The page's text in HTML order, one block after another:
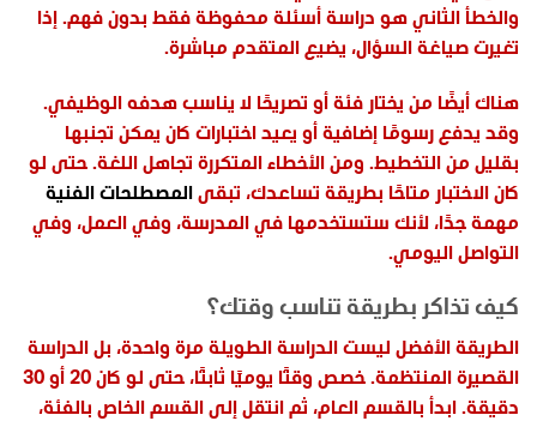
والخطأ الثاني هو دراسة أسئلة محفوظة فقط بدون فهم. إذا
تغيرت صياغة السؤال، يضيع المتقدم مباشرة.
هناك أيضًا من يختار فئة أو تصريحًا لا يناسب هدفه الوظيفي.
وقد يدفع رسومًا إضافية أو يعيد اختبارات كان يمكن تجنبها
بقليل من التخطيط. ومن الأخطاء المتكررة تجاهل اللغة. حتى لو
كان الاختبار متاحًا بطريقة تساعدك، تبقىالمصطلحات الفنية
مهمة جدًا، لأنك ستستخدمها في المدرسة، وفي العمل، وفي
التواصل اليومي.
كيف تذاكر بطريقة تناسب وقتك؟
الطريقة الأفضل ليست الدراسة الطويلة مرة واحدة، بل الدراسة
القصيرة المنتظمة. خصص وقتًا يوميًا ثابتًا، حتى لو كان 20 أو 30
دقيقة. ابدأ بالقسم العام، ثم انتقل إلى القسم الخاص بالفئة،